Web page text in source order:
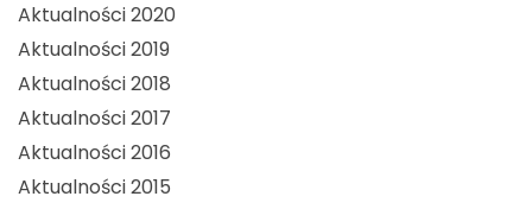
Aktualności 2020
Aktualności 2019
Aktualności 2018
Aktualności 2017
Aktualności 2016
Aktualności 2015